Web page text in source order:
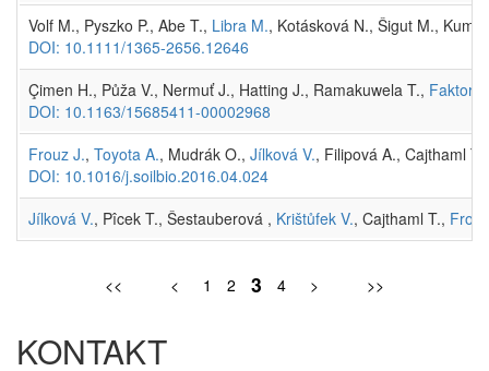
Volf M., Pyszko P., Abe T., Libra M., Kotásková N., Šigut M.,
DOI: 10.1111/1365-2656.12646
Çimen H., Půža V., Nermuť J., Hatting J., Ramakuwela T.,
DOI: 10.1163/15685411-00002968
Frouz J., Toyota A., Mudrák O., Jílková V., Filipová A., Cajthaml
DOI: 10.1016/j.soilbio.2016.04.024
Jílková V., Pîcek T., Šestauberová , Krištůfek V., Cajthaml T.,
<< < 1 2 3 4 > >>
KONTAKT